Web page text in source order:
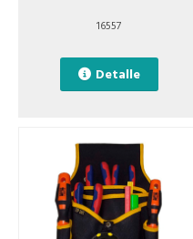
16557
Detalle